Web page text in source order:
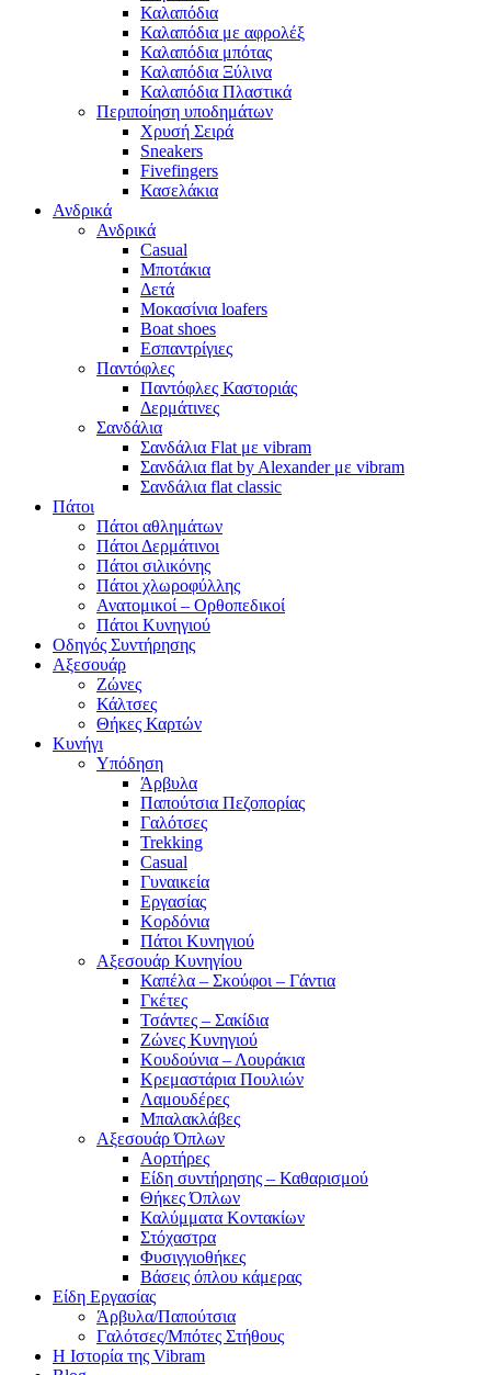
Καλαπόδια
Καλαπόδια με αφρολέξ
Καλαπόδια μπότας
Καλαπόδια Ξύλινα
Καλαπόδια Πλαστικά
Περιποίηση υποδημάτων
Χρυσή Σειρά
Sneakers
Fivefingers
Κασελάκια
Ανδρικά
Ανδρικά
Casual
Μποτάκια
Δετά
Μοκασίνια loafers
Boat shoes
Εσπαντρίγιες
Παντόφλες
Παντόφλες Καστοριάς
Δερμάτινες
Σανδάλια
Σανδάλια Flat με vibram
Σανδάλια flat by Alexander με vibram
Σανδάλια flat classic
Πάτοι
Πάτοι αθλημάτων
Πάτοι Δερμάτινοι
Πάτοι σιλικόνης
Πάτοι χλωροφύλλης
Ανατομικοί – Ορθοπεδικοί
Πάτοι Κυνηγιού
Οδηγός Συντήρησης
Αξεσουάρ
Ζώνες
Κάλτσες
Θήκες Καρτών
Κυνήγι
Υπόδηση
Άρβυλα
Παπούτσια Πεζοπορίας
Γαλότσες
Trekking
Casual
Γυναικεία
Εργασίας
Κορδόνια
Πάτοι Κυνηγιού
Αξεσουάρ Κυνηγίου
Καπέλα – Σκούφοι – Γάντια
Γκέτες
Τσάντες – Σακίδια
Ζώνες Κυνηγιού
Κουδούνια – Λουράκια
Κρεμαστάρια Πουλιών
Λαμουδέρες
Μπαλακλάβες
Αξεσουάρ Όπλων
Αορτήρες
Είδη συντήρησης – Καθαρισμού
Θήκες Όπλων
Καλύμματα Κοντακίων
Στόχαστρα
Φυσιγγιοθήκες
Βάσεις όπλου κάμερας
Είδη Εργασίας
Άρβυλα/Παπούτσια
Γαλότσες/Μπότες Στήθους
Η Ιστορία της Vibram